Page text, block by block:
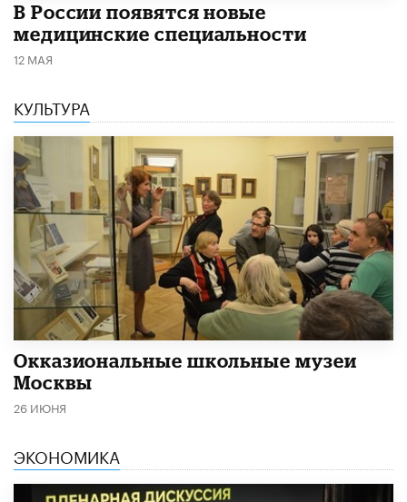
В России появятся новые
медицинские специальности
12 МАЯ
КУЛЬТУРА
​Окказиональные школьные музеи
Москвы
26 ИЮНЯ
ЭКОНОМИКА